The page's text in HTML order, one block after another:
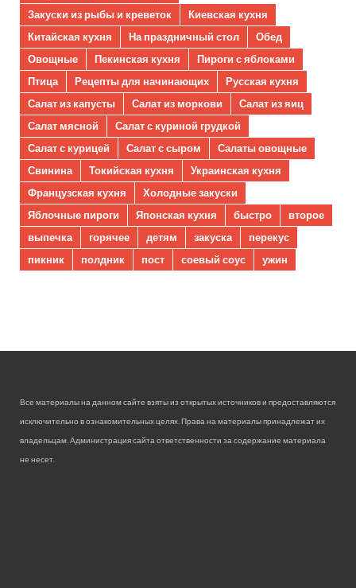
Закуски из рыбы и креветок
Киевская кухня
Китайская кухня
На праздничный стол
Обед
Овощные
Пекинская кухня
Пироги с яблоками
Птица
Рецепты для начинающих
Русская кухня
Салат из капусты
Салат из моркови
Салат из яиц
Салат мясной
Салат с куриной грудкой
Салат с курицей
Салат с сыром
Салаты овощные
Свинина
Токийская кухня
Украинская кухня
Французская кухня
Холодные закуски
Яблочные пироги
Японская кухня быстро
второе
выпечка
горячее детям закуска
перекус
пикник
полдник пост соевый соус ужин
Все материалы на данном сайте взяты из открытых источников и предоставляются
исключительно в ознакомительных целях. Права на материалы принадлежат их
владельцам. Администрация сайта ответственности за содержание материала
не несет.